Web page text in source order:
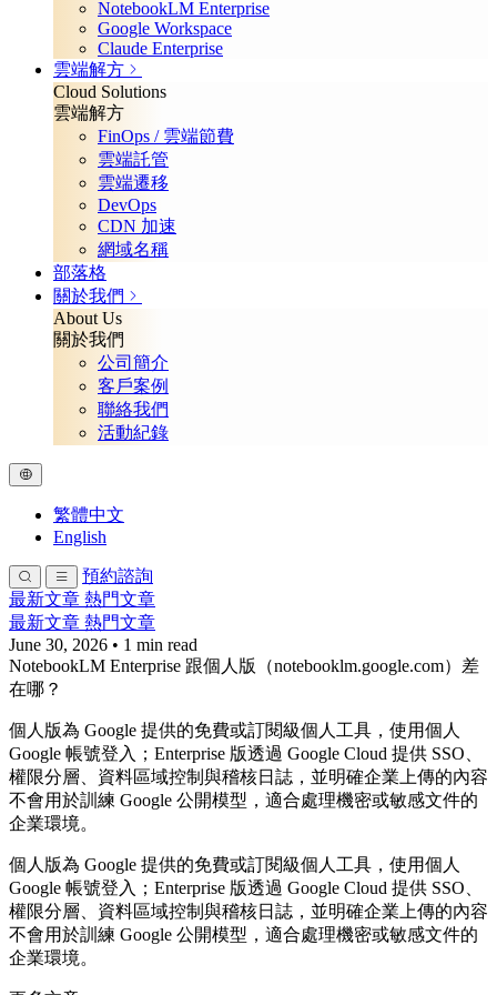
NotebookLM Enterprise
Google Workspace
Claude Enterprise
雲端解方
Cloud Solutions
雲端解方
FinOps / 雲端節費
雲端託管
雲端遷移
DevOps
CDN 加速
網域名稱
部落格
關於我們
About Us
關於我們
公司簡介
客戶案例
聯絡我們
活動紀錄
繁體中文
English
預約諮詢
最新文章 熱門文章
最新文章 熱門文章
June 30, 2026 • 1 min read
NotebookLM Enterprise 跟個人版（notebooklm.google.com）差
在哪？
個人版為 Google 提供的免費或訂閱級個人工具，使用個人
Google 帳號登入；Enterprise 版透過 Google Cloud 提供 SSO、
權限分層、資料區域控制與稽核日誌，並明確企業上傳的內容
不會用於訓練 Google 公開模型，適合處理機密或敏感文件的
企業環境。
個人版為 Google 提供的免費或訂閱級個人工具，使用個人
Google 帳號登入；Enterprise 版透過 Google Cloud 提供 SSO、
權限分層、資料區域控制與稽核日誌，並明確企業上傳的內容
不會用於訓練 Google 公開模型，適合處理機密或敏感文件的
企業環境。